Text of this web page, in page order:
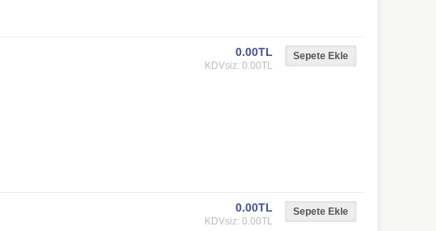
0.00TL
KDVsiz: 0.00TL
0.00TL
KDVsiz: 0.00TL